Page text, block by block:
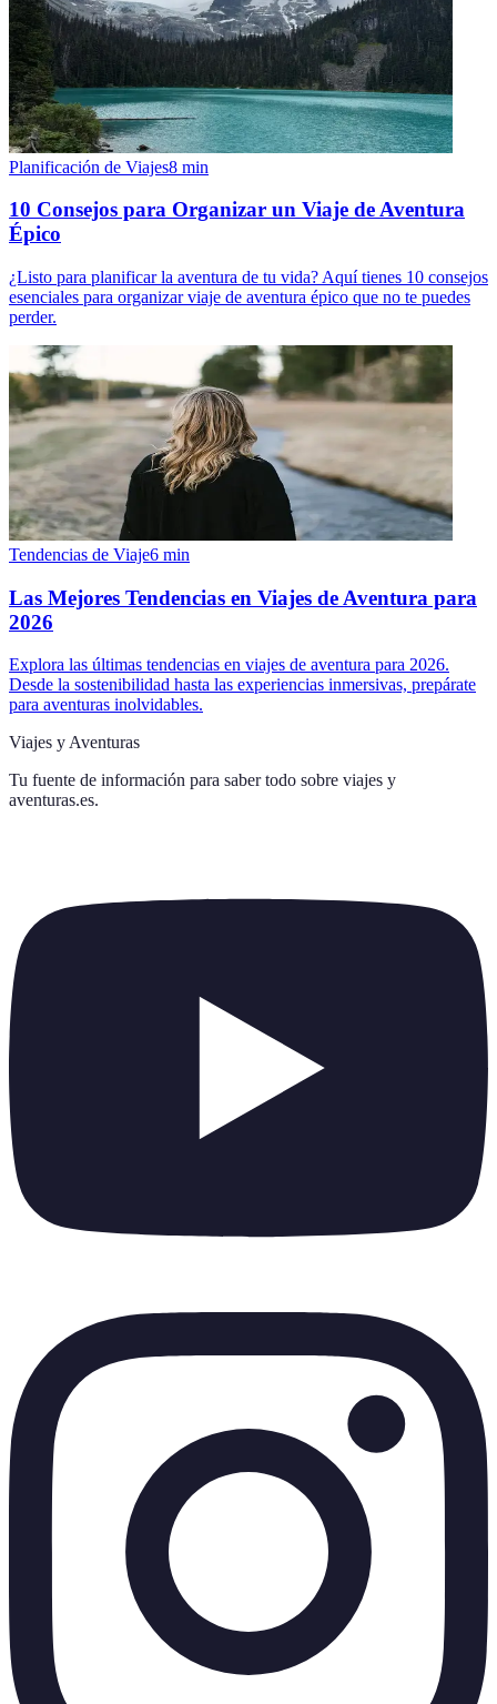
Planificación de Viajes8 min
10 Consejos para Organizar un Viaje de Aventura
Épico
¿Listo para planificar la aventura de tu vida? Aquí tienes 10 consejos
esenciales para organizar viaje de aventura épico que no te puedes
perder.
Tendencias de Viaje6 min
Las Mejores Tendencias en Viajes de Aventura para
2026
Explora las últimas tendencias en viajes de aventura para 2026.
Desde la sostenibilidad hasta las experiencias inmersivas, prepárate
para aventuras inolvidables.
Viajes y Aventuras
Tu fuente de información para saber todo sobre viajes y
aventuras.es.